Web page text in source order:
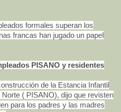
formales superan los
francas han jugado un papel
PISANO y residentes
de la Estancia Infantil
( PISANO), dijo que revisten
para los padres y las madres